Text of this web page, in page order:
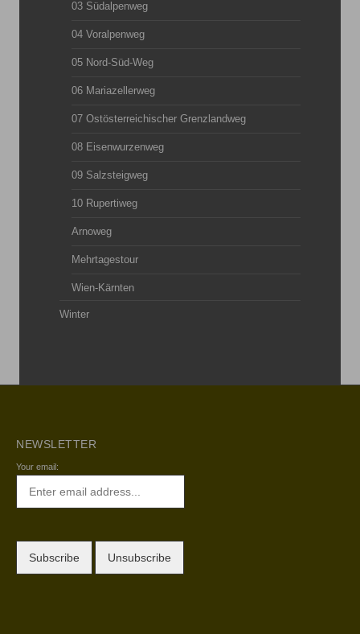
03 Südalpenweg
04 Voralpenweg
05 Nord-Süd-Weg
06 Mariazellerweg
07 Ostösterreichischer Grenzlandweg
08 Eisenwurzenweg
09 Salzsteigweg
10 Rupertiweg
Arnoweg
Mehrtagestour
Wien-Kärnten
Winter
NEWSLETTER
Your email: